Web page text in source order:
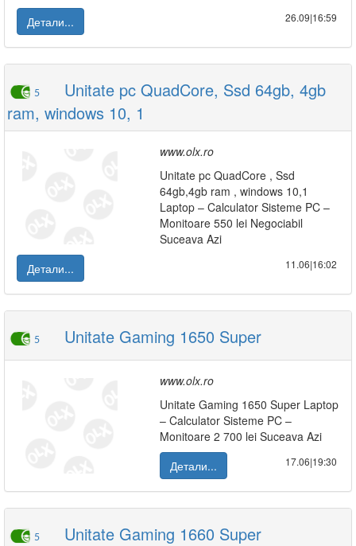
Детали... 26.09|16:59
5
Unitate pc QuadCore, Ssd 64gb, 4gb
ram, windows 10, 1
www.olx.ro
Unitate pc QuadCore , Ssd
64gb,4gb ram , windows 10,1
Laptop – Calculator Sisteme PC –
Monitoare 550 lei Negociabil
Suceava Azi
Детали...
11.06|16:02
5 Unitate Gaming 1650 Super
www.olx.ro
Unitate Gaming 1650 Super Laptop
– Calculator Sisteme PC –
Monitoare 2 700 lei Suceava Azi
Детали...
17.06|19:30
5 Unitate Gaming 1660 Super